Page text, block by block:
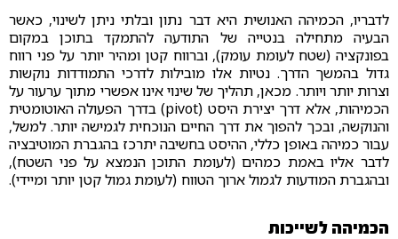
לדבריו, הכמיהה האנושית היא דבר נתון ובלתי ניתן לשינוי, כאשר
הבעיה מתחילה בנטייה של התודעה להתמקד בתוכן במקום
בפונקציה (שטח לעומת עומק), וברווח קטן ומהיר יותר על פני רווח
גדול בהמשך הדרך. נטיות אלו מובילות לדרכי התמודדות נוקשות
וצרות יותר ויותר. מכאן, תהליך של שינוי אינו אפשרי מתוך ערעור על
הכמיהות, אלא דרך יצירת היסט (pivot) בדרך הפעולה האוטומטית
והנוקשה, ובכך להפוך את דרך החיים הנוכחית לגמישה יותר. למשל,
עבור כמיהה באופן כללי, ההיסט בחשיבה יתרכז בהגברת המוטיבציה
לדבר אליו באמת כמהים (לעומת התוכן הנמצא על פני השטח),
ובהגברת המודעות לגמול ארוך הטווח (לעומת גמול קטן יותר ומיידי).
הכמיהה לשייכות